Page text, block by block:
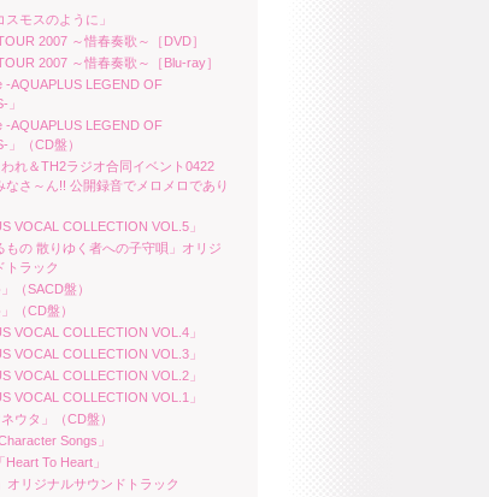
スモスのように」
2007 ～惜春奏歌～［DVD］
2007 ～惜春奏歌～［Blu-ray］
-AQUAPLUS LEGEND OF
」
-AQUAPLUS LEGEND OF
」（CD盤）
れ＆TH2ラジオ合同イベント0422
なさ～ん!! 公開録音でメロメロであり
VOCAL COLLECTION VOL.5」
もの 散りゆく者への子守唄」オリジ
トラック
（SACD盤）
（CD盤）
VOCAL COLLECTION VOL.4」
VOCAL COLLECTION VOL.3」
VOCAL COLLECTION VOL.2」
VOCAL COLLECTION VOL.1」
ウタ」（CD盤）
Songs」
To Heart」
オリジナルサウンドトラック